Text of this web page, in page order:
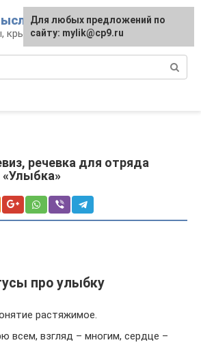
крылатые фразы
речевка для отряда
«Улыбка»
про улыбку
растяжимое.
всем, взгляд – многим, сердце –
Для любых предложений по
сайту: mylik@cp9.ru